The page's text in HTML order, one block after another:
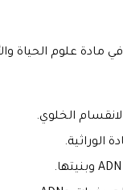
مادة علوم الحياة
الخلوي.
الوراثية.